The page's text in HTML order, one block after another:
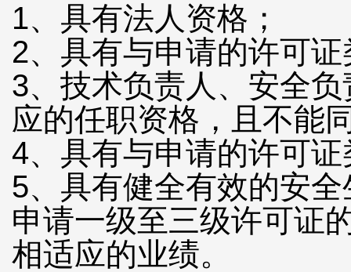
1、具有法人资格；
2、具有与申请的许可
3、技术负责人、安全
应的任职资格，且不能
4、具有与申请的许可
5、具有健全有效的安
申请一级至三级许可证
相适应的业绩。